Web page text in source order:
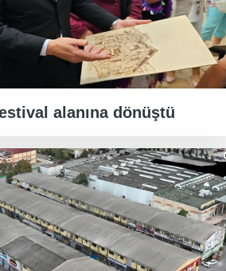
alanına dönüştü